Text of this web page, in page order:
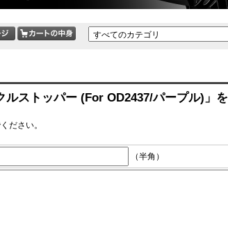
ルストッパー (For OD2437/パープル)」を
ださい。
（半角）